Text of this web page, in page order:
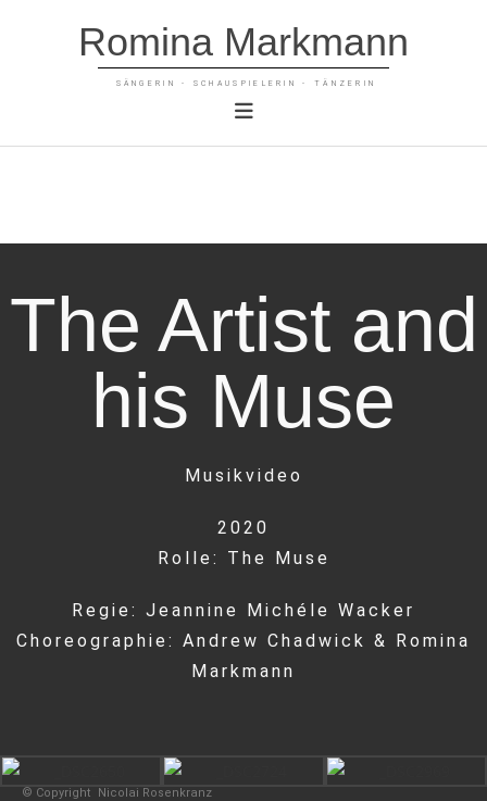
Romina Markmann
SÄNGERIN - SCHAUSPIELERIN - TÄNZERIN
The Artist and
his Muse
Musikvideo
2020
Rolle: The Muse
Regie: Jeannine Michéle Wacker
Choreographie: Andrew Chadwick & Romina
Markmann
© Copyright Nicolai Rosenkranz